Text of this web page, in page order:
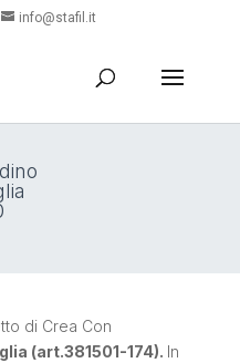
info@stafil.it
di Crea Con
(art.381501-174). In